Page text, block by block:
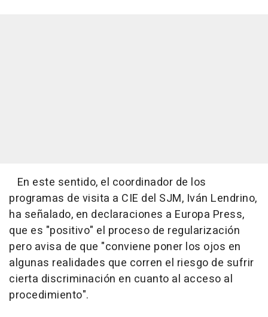
En este sentido, el coordinador de los
programas de visita a CIE del SJM, Iván Lendrino,
ha señalado, en declaraciones a Europa Press,
que es "positivo" el proceso de regularización
pero avisa de que "conviene poner los ojos en
algunas realidades que corren el riesgo de sufrir
cierta discriminación en cuanto al acceso al
procedimiento".